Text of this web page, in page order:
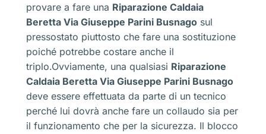
provare a fare una Riparazione Caldaia
Beretta Via Giuseppe Parini Busnago sul
pressostato piuttosto che fare una sostituzione
poiché potrebbe costare anche il
triplo.Ovviamente, una qualsiasi Riparazione
Caldaia Beretta Via Giuseppe Parini Busnago
deve essere effettuata da parte di un tecnico
perché lui dovrà anche fare un collaudo sia per
il funzionamento che per la sicurezza. Il blocco